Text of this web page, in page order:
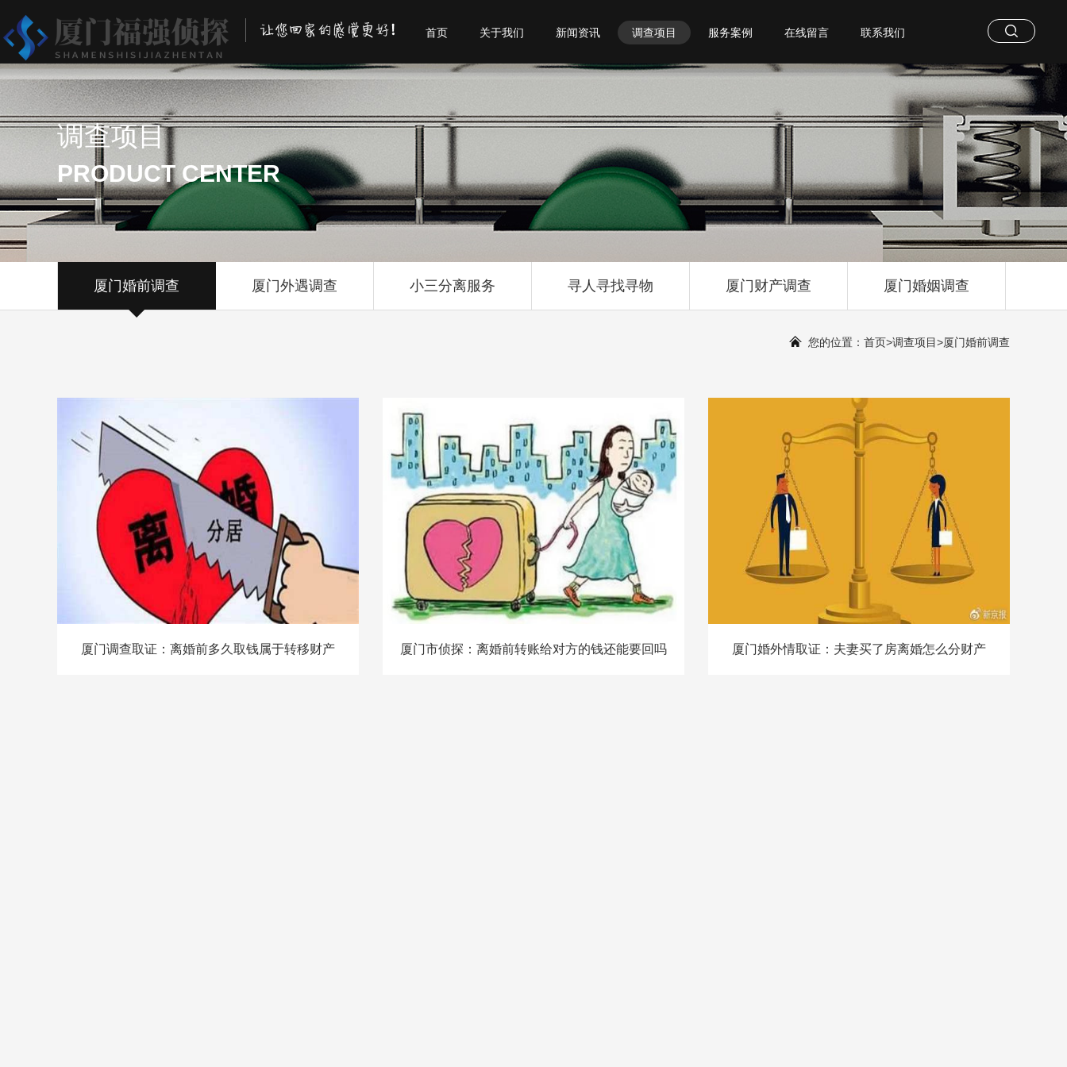
首页 关于我们 新闻资讯 调查项目 服务案例 在线留言 联系我们
调查项目
PRODUCT CENTER
厦门婚前调查 厦门外遇调查 小三分离服务 寻人寻找寻物 厦门财产调查 厦门婚姻调查
您的位置： 首页>调查项目>厦门婚前调查
厦门调查取证：离婚前多久取钱属于转移财产 厦门市侦探：离婚前转账给对方的钱还能要回吗 厦门婚外情取证：夫妻买了房离婚怎么分财产